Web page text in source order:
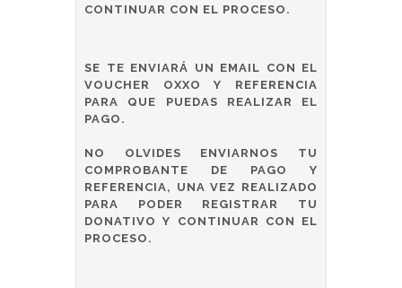
CONTINUAR CON EL PROCESO.
SE TE ENVIARÁ UN EMAIL CON EL
VOUCHER OXXO Y REFERENCIA
PARA QUE PUEDAS REALIZAR EL
PAGO.
NO OLVIDES ENVIARNOS TU
COMPROBANTE DE PAGO Y
REFERENCIA, UNA VEZ REALIZADO
PARA PODER REGISTRAR TU
DONATIVO Y CONTINUAR CON EL
PROCESO.